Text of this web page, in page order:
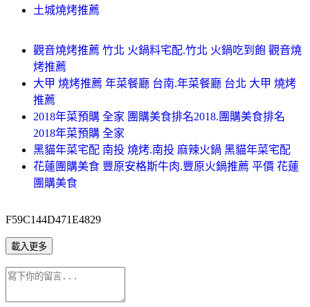
土城燒烤推薦
觀音燒烤推薦 竹北 火鍋料宅配.竹北 火鍋吃到飽 觀音燒
烤推薦
大甲 燒烤推薦 年菜餐廳 台南.年菜餐廳 台北 大甲 燒烤
推薦
2018年菜預購 全家 團購美食排名2018.團購美食排名
2018年菜預購 全家
黑貓年菜宅配 南投 燒烤.南投 麻辣火鍋 黑貓年菜宅配
花蓮團購美食 豐原安格斯牛肉.豐原火鍋推薦 平價 花蓮
團購美食
F59C144D471E4829
載入更多